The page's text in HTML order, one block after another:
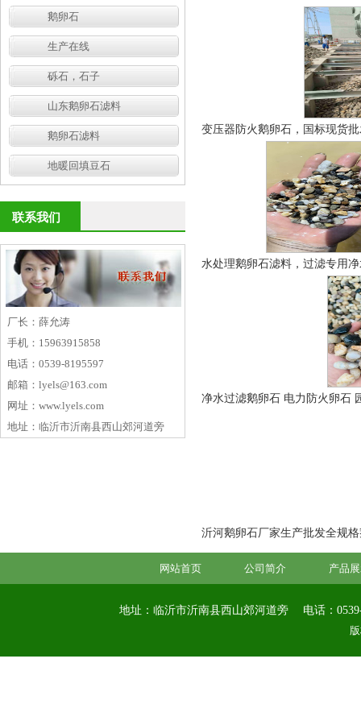
鹅卵石
生产在线
砾石，石子
山东鹅卵石滤料
鹅卵石滤料
地暖回填豆石
联系我们
厂长：薛允涛
手机：15963915858
电话：0539-8195597
邮箱：lyels@163.com
网址：www.lyels.com
地址：临沂市沂南县西山郊河道旁
变压器防火鹅卵石，国标现货
水处理鹅卵石滤料，过滤专用
净水过滤鹅卵石 电力防火卵石
沂河鹅卵石厂家生产批发全规
网站首页 公司简介 产品
地址：临沂市沂南县西山郊河道旁
电话：